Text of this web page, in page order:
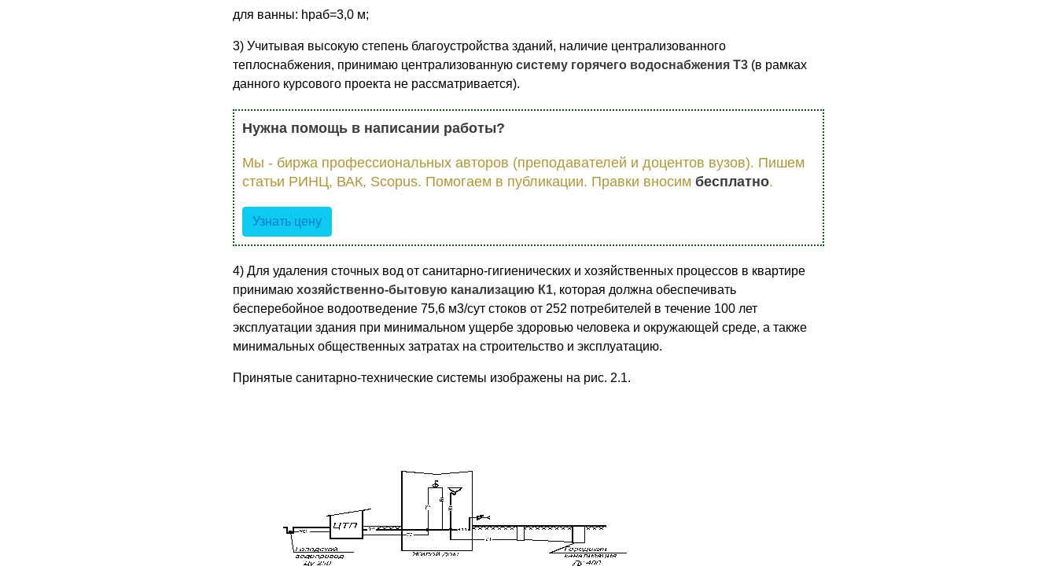
для ванны: hраб=3,0 м;
3) Учитывая высокую степень благоустройства зданий, наличие централизованного
теплоснабжения, принимаю централизованную систему горячего водоснабжения Т3 (в рамках
данного курсового проекта не рассматривается).
Нужна помощь в написании работы?
Мы - биржа профессиональных авторов (преподавателей и доцентов вузов). Пишем
статьи РИНЦ, ВАК, Scopus. Помогаем в публикации. Правки вносим бесплатно.
Узнать цену
4) Для удаления сточных вод от санитарно-гигиенических и хозяйственных процессов в квартире
принимаю хозяйственно-бытовую канализацию К1, которая должна обеспечивать
бесперебойное водоотведение 75,6 м3/сут стоков от 252 потребителей в течение 100 лет
эксплуатации здания при минимальном ущербе здоровью человека и окружающей среде, а также
минимальных общественных затратах на строительство и эксплуатацию.
Принятые санитарно-технические системы изображены на рис. 2.1.